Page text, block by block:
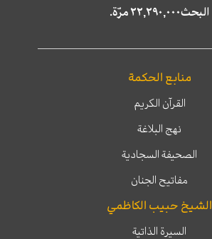
البحث٢٢,٢٩٠,٠٠٠ مرّة.
منابع الحكمة
القرآن الكريم
نهج البلاغة
الصحيفة السجادية
مفاتيح الجنان
الشيخ حبيب الكاظمي
السيرة الذاتية